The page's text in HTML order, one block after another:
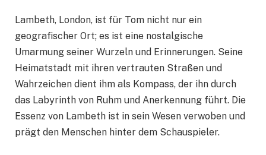
Lambeth, London, ist für Tom nicht nur ein
geografischer Ort; es ist eine nostalgische
Umarmung seiner Wurzeln und Erinnerungen. Seine
Heimatstadt mit ihren vertrauten Straßen und
Wahrzeichen dient ihm als Kompass, der ihn durch
das Labyrinth von Ruhm und Anerkennung führt. Die
Essenz von Lambeth ist in sein Wesen verwoben und
prägt den Menschen hinter dem Schauspieler.